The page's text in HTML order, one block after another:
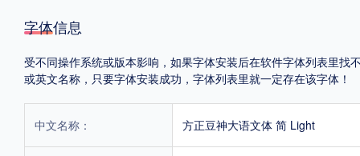
字体新闻
字体信息
受不同操作系统或版本影响，如果字体安装后在软件字体列表里
或英文名称，只要字体安装成功，字体列表里就一定存在该字体！
中文名称： 方正豆神大语文体 简 Light